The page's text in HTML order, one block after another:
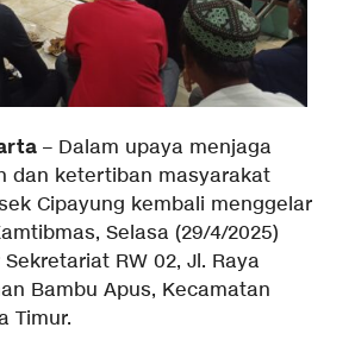
– Dalam upaya menjaga
dan ketertiban masyarakat
Cipayung kembali menggelar
Selasa (29/4/2025)
RW 02, Jl. Raya
Bambu Apus, Kecamatan
Timur.